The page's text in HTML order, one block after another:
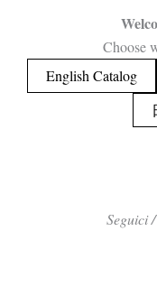
Choose
English Catalog
Seguici